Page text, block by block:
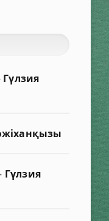
Гүлзия
Гүлзия